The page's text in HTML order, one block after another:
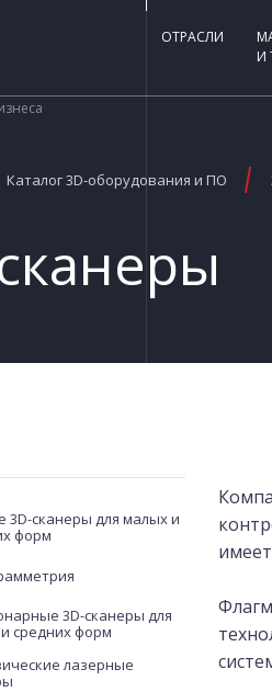
ОТРАСЛИ
И
Каталог 3D-оборудования и ПО
3D-сканеры для малых и
форм
3D-сканеры для
средних форм
лазерные